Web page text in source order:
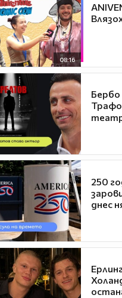
08:16
250
днес